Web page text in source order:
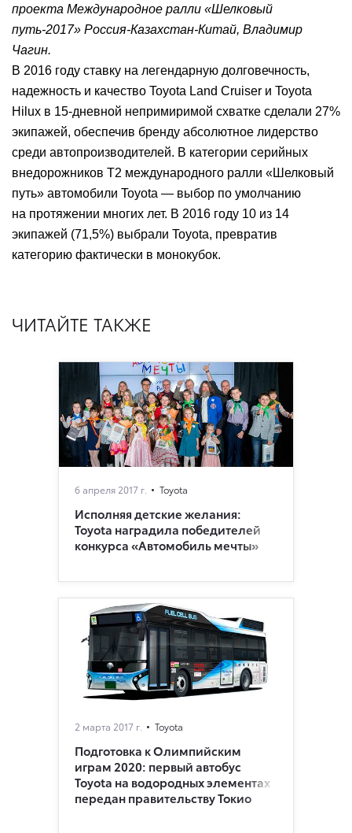
проекта Международное ралли «Шелковый
путь-2017» Россия-Казахстан-Китай, Владимир
Чагин.
В 2016 году ставку на легендарную долговечность,
надежность и качество Toyota Land Cruiser и Toyota
Hilux в 15-дневной непримиримой схватке сделали 27%
экипажей, обеспечив бренду абсолютное лидерство
среди автопроизводителей. В категории серийных
внедорожников Т2 международного ралли «Шелковый
путь» автомобили Toyota — выбор по умолчанию
на протяжении многих лет. В 2016 году 10 из 14
экипажей (71,5%) выбрали Toyota, превратив
категорию фактически в монокубок.
ЧИТАЙТЕ ТАКЖЕ
6 апреля 2017 г. Toyota
Исполняя детские желания:
Toyota наградила победителей
конкурса «Автомобиль мечты»
2 марта 2017 г. Toyota
Подготовка к Олимпийским
играм 2020: первый автобус
Toyota на водородных элементах
передан правительству Токио